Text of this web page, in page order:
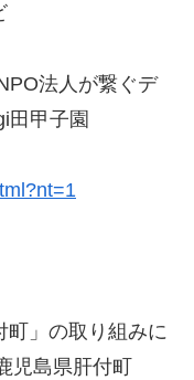
法人が繋ぐデ
田甲子園
町」の取り組みに
島県肝付町